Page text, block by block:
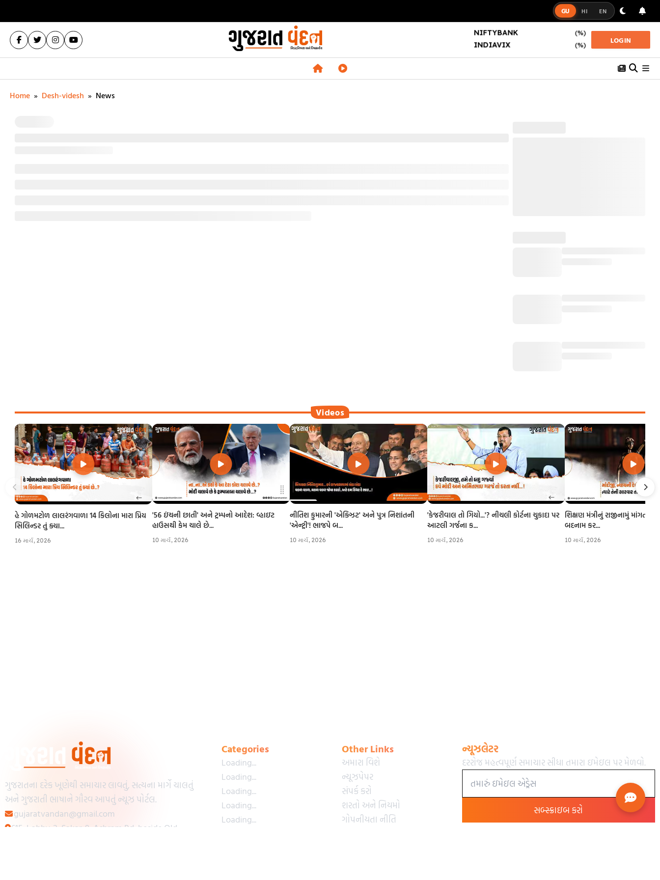
GU HI EN
SENSEX (%)
NIFTY50 (%)
NIFTYBANK (%)
INDIAVIX (%) LOGIN
Home » Desh-videsh » News
Videos
હે ગોળમટોળ લાલરંગવાળા 14 કિલોના મારા પ્રિય
સિલિન્ડર તું ક્યા...
16 માર્ચ, 2026
'56 ઇંચની છાતી' અને ટ્રમ્પનો આદેશ: વ્હાઇટ
હાઉસથી કેમ ચાલે છે...
10 માર્ચ, 2026
નીતિશ કુમારની 'એક્ઝિટ' અને પુત્ર નિશાંતની
'એન્ટ્રી'! ભાજપે બ...
10 માર્ચ, 2026
'કેજરીવાલ તો ગિયો...'? નીચલી કોર્ટના ચુકાદા પર
આટલી ગર્જના ક...
10 માર્ચ, 2026
શિક્ષણ મંત્રીનું રાજીનામું માંગતા
બદનામ કર...
10 માર્ચ, 2026
ગુજરાતના દરેક ખૂણેથી સમાચાર લાવતું, સત્યના માર્ગે ચાલતું
અને ગુજરાતી ભાષાને ગૌરવ આપતું ન્યૂઝ પોર્ટલ.
gujaratvandan@gmail.com
615, Lobby-2, Sakar-9, Ashram Rd, beside Old
Categories
Loading...
Loading...
Loading...
Loading...
Loading...
Other Links
અમારા વિશે
ન્યૂઝપેપર
સંપર્ક કરો
શરતો અને નિયમો
ગોપનીયતા નીતિ
ન્યૂઝલેટર
દરરોજ મહત્વપૂર્ણ સમાચાર સીધા તમારા ઇમેઇલ પર મેળવો.
સબ્સ્ક્રાઇબ કરો